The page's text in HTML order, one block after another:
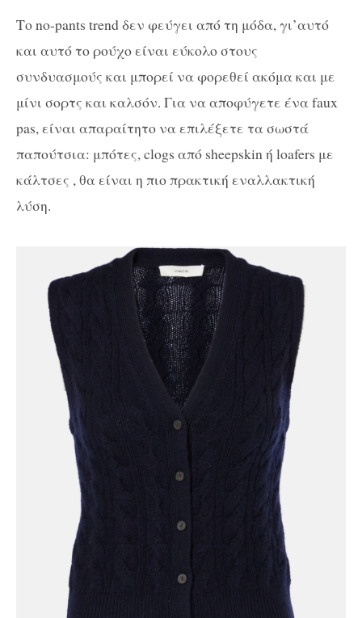
Το no-pants trend δεν φεύγει από τη μόδα, γι’αυτό
και αυτό το ρούχο είναι εύκολο στους
συνδυασμούς και μπορεί να φορεθεί ακόμα και με
μίνι σορτς και καλσόν. Για να αποφύγετε ένα faux
pas, είναι απαραίτητο να επιλέξετε τα σωστά
παπούτσια: μπότες, clogs από sheepskin ή loafers με
κάλτσες , θα είναι η πιο πρακτική εναλλακτική
λύση.